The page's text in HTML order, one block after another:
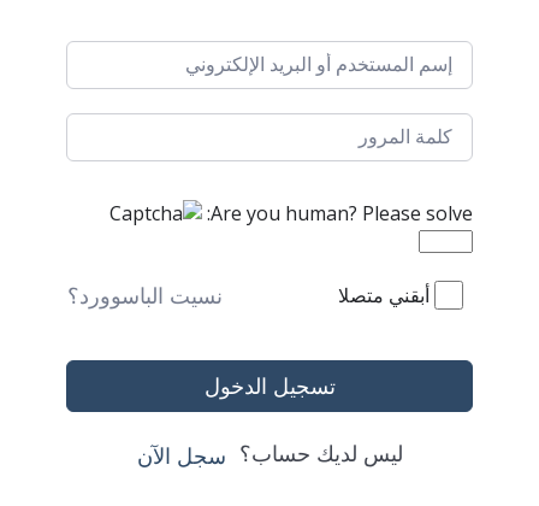
Are you human? Please solve:
أبقني متصلا نسيت الباسوورد؟
تسجيل الدخول
ليس لديك حساب؟ سجل الآن